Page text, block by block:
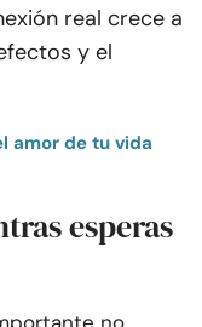
real crece a
y el
amor de tu vida
esperas